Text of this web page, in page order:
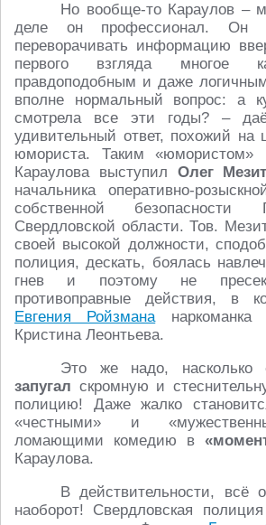
Но вообще-то Караулов –
деле он профессионал. Он
переворачивать информацию
первого взгляда многое
правдоподобным и даже
вполне нормальный вопрос: а
смотрела все эти годы? –
удивительный ответ, похожий на
юмориста. Таким «юмористом»
Караулова выступил Олег
начальника оперативно-
собственной
Свердловской области. Тов.
своей высокой должности,
полиция, дескать, боялась
гнев и поэтому не
противоправные действия, в
Евгения Ройзмананаркоманка
Кристина Леонтьева.
Это же надо, насколько
запугал скромную и
полицию! Даже жалко
«честными» и
ломающими комедию в
Караулова.
В действительности, всё
наоборот! Свердловская